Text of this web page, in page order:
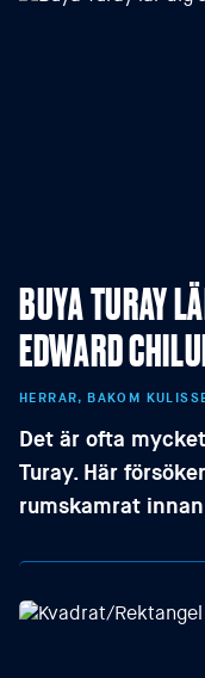
BUYA TURAY
EDWARD
HERRAR, BAKOM
Det är ofta
Turay. Här
rumskamrat